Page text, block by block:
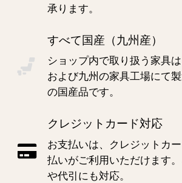
承ります。
すべて国産（九州産）
ショップ内で取り扱う家具
および九州の家具工場にて
の国産品です。
クレジットカード対応
お支払いは、クレジットカ
払いがご利用いただけます
や代引にも対応。